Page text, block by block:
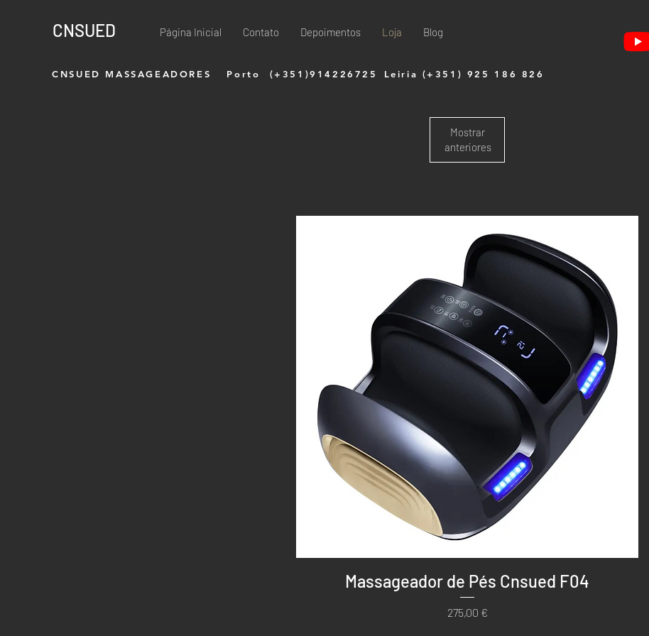
Página Inicial Contato Depoimentos Loja Blog
CNSUED
CNSUED MASSAGEADORES Porto (+351)914226725 Leiria (+351) 925 186 826
Mostrar
anteriores
Visualização rápida
Massageador de Pés Cnsued F04
Preço
275,00 €